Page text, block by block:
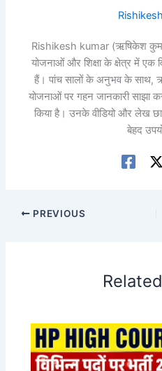
Rishikesh kumar (ऋषिकेश
योजनाओं और शिक्षा के क्षेत्र में
हैं। पांच सालों के अनुभव के साथ,
योजनाओं पर गहन जानकारी साझा
किया है। उनके वीडियो और लेख
बेहद
PREVIOUS